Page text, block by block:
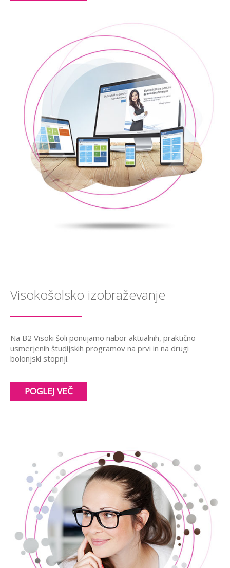
Visokošolsko izobraževanje
Na B2 Visoki šoli ponujamo nabor aktualnih, praktično
usmerjenih študijskih programov na prvi in na drugi
bolonjski stopnji.
POGLEJ VEČ